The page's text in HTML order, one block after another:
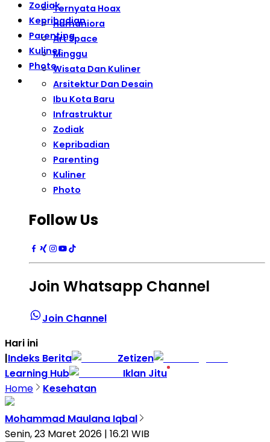
Zodiak
Kepribadian
Parenting
Kuliner
Photo
Ternyata Hoax
Humaniora
Art Space
Minggu
Wisata Dan Kuliner
Arsitektur Dan Desain
Ibu Kota Baru
Infrastruktur
Zodiak
Kepribadian
Parenting
Kuliner
Photo
Follow Us
Join Whatsapp Channel
Join Channel
Hari ini
|Indeks Berita
Zetizen
Learning Hub
Iklan Jitu
Home
Kesehatan
Mohammad Maulana Iqbal
Senin, 23 Maret 2026 | 16.21 WIB